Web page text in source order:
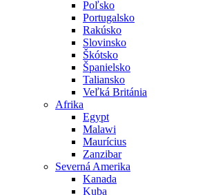
Poľsko
Portugalsko
Rakúsko
Slovinsko
Škótsko
Španielsko
Taliansko
Veľká Británia
Afrika
Egypt
Malawi
Maurícius
Zanzibar
Severná Amerika
Kanada
Kuba